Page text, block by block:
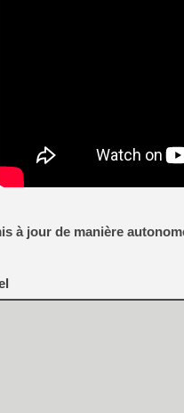
à jour de manière